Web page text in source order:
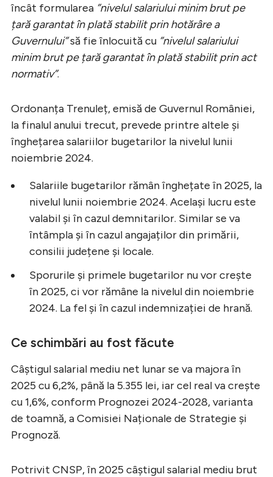
încât formularea ”nivelul salariului minim brut pe
țară garantat în plată stabilit prin hotărâre a
Guvernului”să fie înlocuită cu ”nivelul salariului
minim brut pe țară garantat în plată stabilit prin act
normativ”.
Ordonanța Trenuleț, emisă de Guvernul României,
la finalul anului trecut, prevede printre altele și
înghețarea salariilor bugetarilor la nivelul lunii
noiembrie 2024.
Salariile bugetarilor rămân înghețate în 2025, la
nivelul lunii noiembrie 2024. Același lucru este
valabil și în cazul demnitarilor. Similar se va
întâmpla și în cazul angajaților din primării,
consilii județene și locale.
Sporurile și primele bugetarilor nu vor crește
în 2025, ci vor rămâne la nivelul din noiembrie
2024. La fel și în cazul indemnizației de hrană.
Ce schimbări au fost făcute
Câștigul salarial mediu net lunar se va majora în
2025 cu 6,2%, până la 5.355 lei, iar cel real va crește
cu 1,6%, conform Prognozei 2024-2028, varianta
de toamnă, a Comisiei Naționale de Strategie și
Prognoză.
Potrivit CNSP, în 2025 câștigul salarial mediu brut